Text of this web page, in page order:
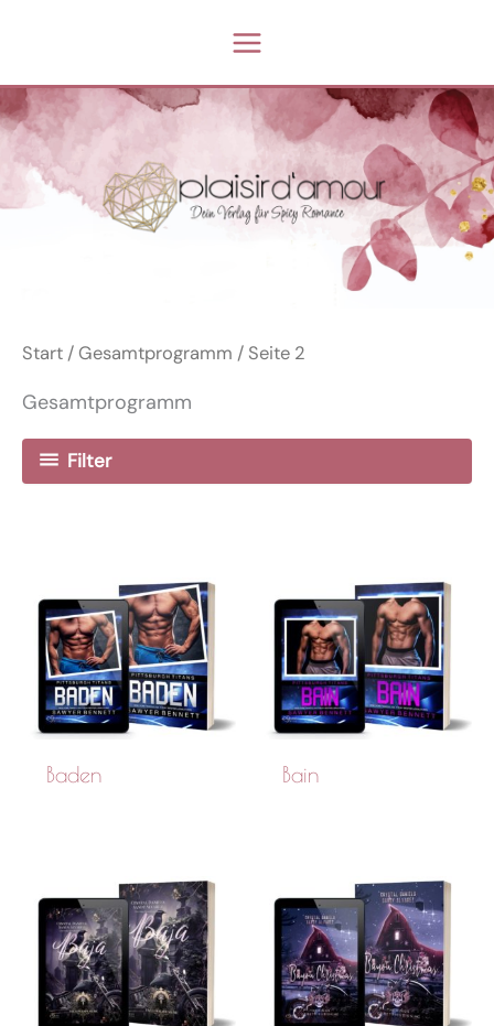
springen
Start /Gesamtprogramm / Seite 2
Gesamtprogramm
Filter
Baden Bain